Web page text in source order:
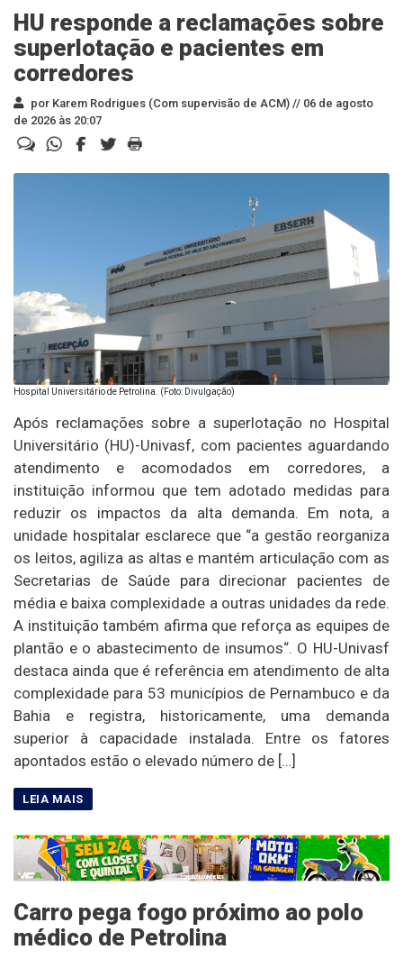
HU responde a reclamações sobre
superlotação e pacientes em
corredores
por Karem Rodrigues (Com supervisão de ACM) // 06 de agosto
de 2026 às 20:07
Hospital Universitário de Petrolina. (Foto: Divulgação)
Após reclamações sobre a superlotação no Hospital
Universitário (HU)-Univasf, com pacientes aguardando
atendimento e acomodados em corredores, a
instituição informou que tem adotado medidas para
reduzir os impactos da alta demanda. Em nota, a
unidade hospitalar esclarece que “a gestão reorganiza
os leitos, agiliza as altas e mantém articulação com as
Secretarias de Saúde para direcionar pacientes de
média e baixa complexidade a outras unidades da rede.
A instituição também afirma que reforça as equipes de
plantão e o abastecimento de insumos“. O HU-Univasf
destaca ainda que é referência em atendimento de alta
complexidade para 53 municípios de Pernambuco e da
Bahia e registra, historicamente, uma demanda
superior à capacidade instalada. Entre os fatores
apontados estão o elevado número de […]
Carro pega fogo próximo ao polo
médico de Petrolina